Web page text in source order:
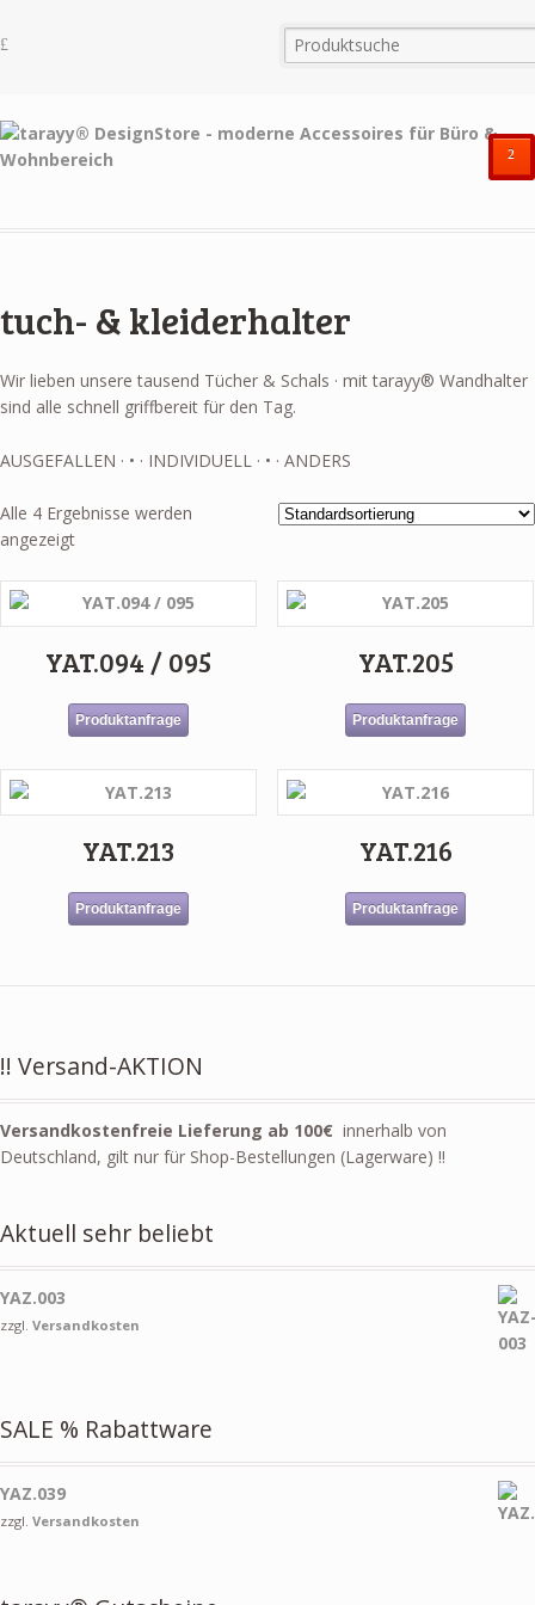
²
tuch- & kleiderhalter
Wir lieben unsere tausend Tücher & Schals · mit tarayy® Wandhalter
sind alle schnell griffbereit für den Tag.
AUSGEFALLEN · • · INDIVIDUELL · • · ANDERS
Alle 4 Ergebnisse werden
angezeigt
YAT.094 / 095
Produktanfrage
YAT.205
Produktanfrage
YAT.213
Produktanfrage
YAT.216
Produktanfrage
!! Versand-AKTION
Versandkostenfreie Lieferung ab 100€ innerhalb von
Deutschland, gilt nur für Shop-Bestellungen (Lagerware) !!
Aktuell sehr beliebt
YAZ.003
zzgl. Versandkosten
SALE % Rabattware
YAZ.039
zzgl. Versandkosten